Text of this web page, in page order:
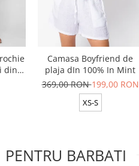
din
Camasa Boyfriend de
plaja dIn 100% In Mint
369,00 RON199,00 RON
XS-S
BARBATI